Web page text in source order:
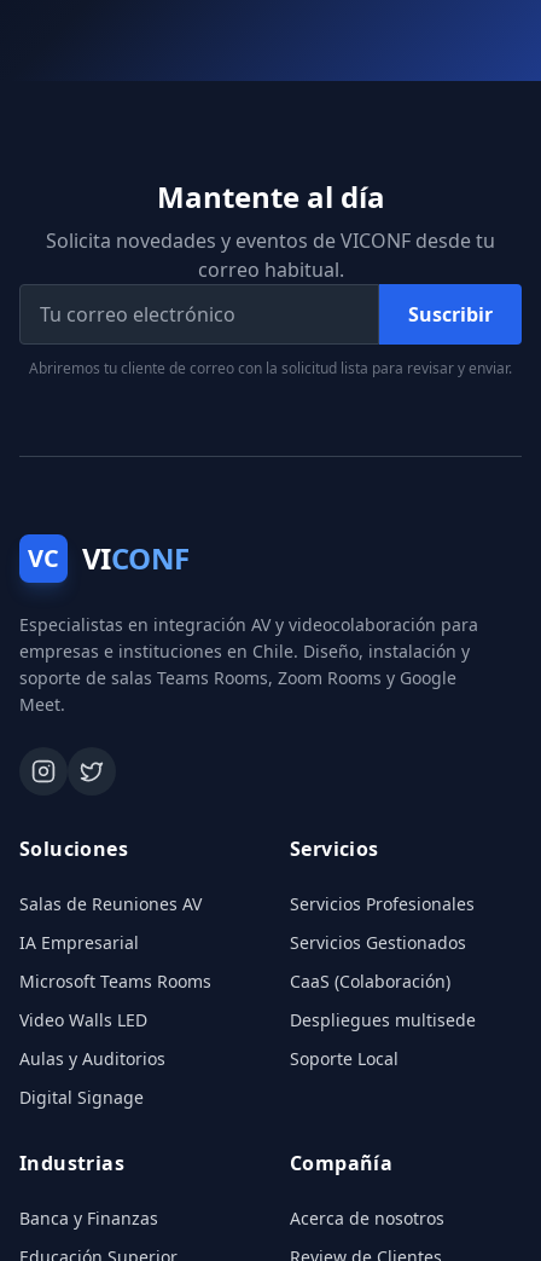
Mantente al día
Solicita novedades y eventos de VICONF desde tu
correo habitual.
Suscribir
Abriremos tu cliente de correo con la solicitud lista para revisar y enviar.
VC VICONF
Especialistas en integración AV y videocolaboración para
empresas e instituciones en Chile. Diseño, instalación y
soporte de salas Teams Rooms, Zoom Rooms y Google
Meet.
Soluciones
Salas de Reuniones AV
IA Empresarial
Microsoft Teams Rooms
Video Walls LED
Aulas y Auditorios
Digital Signage
Servicios
Servicios Profesionales
Servicios Gestionados
CaaS (Colaboración)
Despliegues multisede
Soporte Local
Industrias
Banca y Finanzas
Educación Superior
Compañía
Acerca de nosotros
Review de Clientes